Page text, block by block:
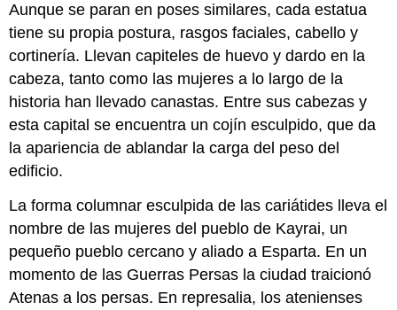
Aunque se paran en poses similares, cada estatua
tiene su propia postura, rasgos faciales, cabello y
cortinería. Llevan capiteles de huevo y dardo en la
cabeza, tanto como las mujeres a lo largo de la
historia han llevado canastas. Entre sus cabezas y
esta capital se encuentra un cojín esculpido, que da
la apariencia de ablandar la carga del peso del
edificio.
La forma columnar esculpida de las cariátides lleva el
nombre de las mujeres del pueblo de Kayrai, un
pequeño pueblo cercano y aliado a Esparta. En un
momento de las Guerras Persas la ciudad traicionó
Atenas a los persas. En represalia, los atenienses